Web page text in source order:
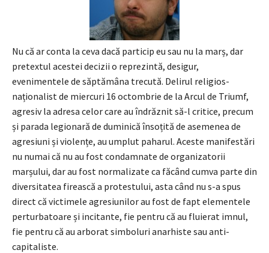
Nu că ar conta la ceva dacă particip eu sau nu la marș, dar
pretextul acestei decizii o reprezintă, desigur,
evenimentele de săptămâna trecută. Delirul religios-
naționalist de miercuri 16 octombrie de la Arcul de Triumf,
agresiv la adresa celor care au îndrăznit să-l critice, precum
și parada legionară de duminică însoțită de asemenea de
agresiuni și violențe, au umplut paharul. Aceste manifestări
nu numai că nu au fost condamnate de organizatorii
marșului, dar au fost normalizate ca făcând cumva parte din
diversitatea firească a protestului, asta când nu s-a spus
direct că victimele agresiunilor au fost de fapt elementele
perturbatoare și incitante, fie pentru că au fluierat imnul,
fie pentru că au arborat simboluri anarhiste sau anti-
capitaliste.